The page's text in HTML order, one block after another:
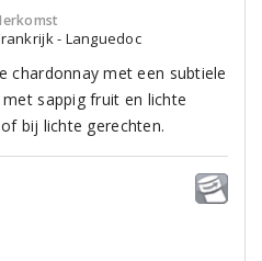
- Languedoc
chardonnay met een subtiele
sappig fruit en lichte
bij lichte gerechten.